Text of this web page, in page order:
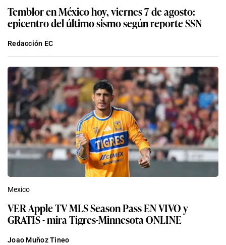
Temblor en México hoy, viernes 7 de agosto:
epicentro del último sismo según reporte SSN
Redacción EC
Mexico
VER Apple TV MLS Season Pass EN VIVO y
GRATIS - mira Tigres-Minnesota ONLINE
Joao Muñoz Tineo